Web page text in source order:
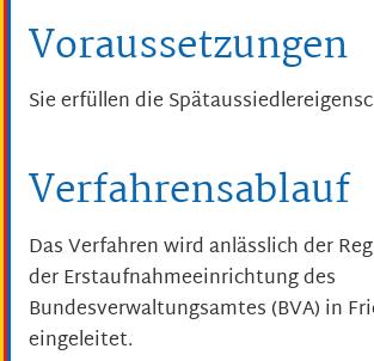
Voraussetzungen
Sie erfüllen die
Verfahrensablauf
Das Verfahren wird anlässlich der
der Erstaufnahmeeinrichtung des
Bundesverwaltungsamtes (BVA) in
eingeleitet.